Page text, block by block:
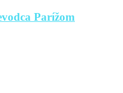
Parížom